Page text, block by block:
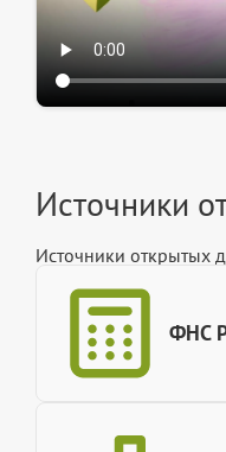
Источники
Источники открытых
ФНС